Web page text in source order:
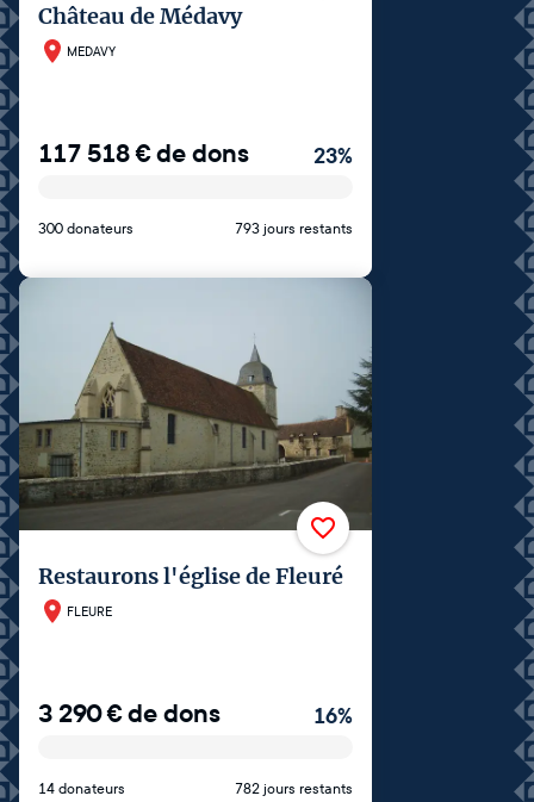
Château de Médavy
MEDAVY
117 518€de dons 23%
300 donateurs 793 jours restants
Restaurons l'église de Fleuré
FLEURE
3 290€de dons 16%
14 donateurs 782 jours restants